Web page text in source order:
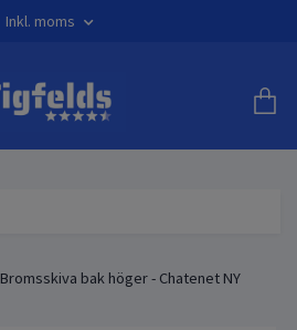
Inkl. moms
Bromsskiva bak höger - Chatenet NY